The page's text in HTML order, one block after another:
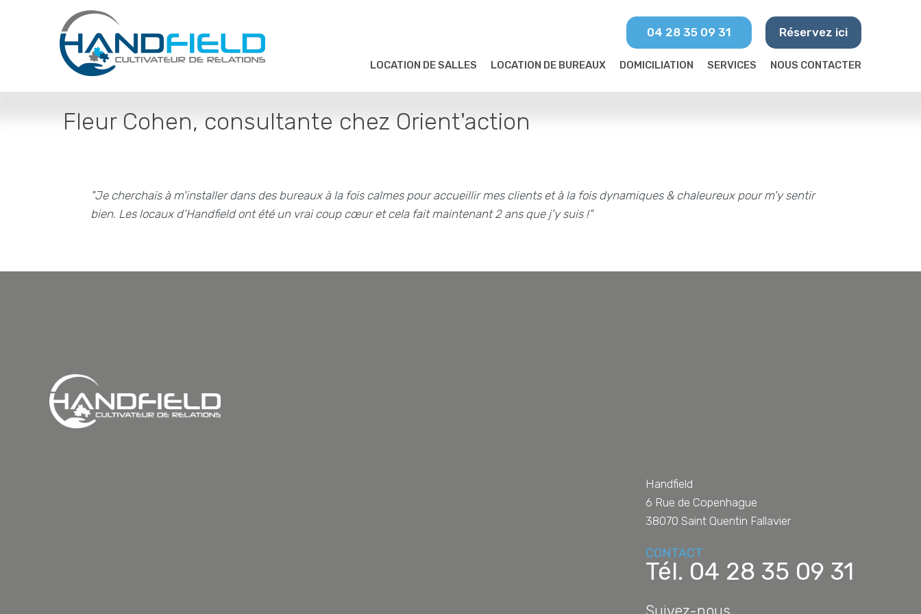
04 28 35 09 31 Réservez ici
LOCATION DE SALLES LOCATION DE BUREAUX DOMICILIATION SERVICES NOUS CONTACTER
Fleur Cohen, consultante chez Orient'action
"Je cherchais à m'installer dans des bureaux à la fois calmes pour accueillir mes clients et à la fois dynamiques & chaleureux pour m'y sentir
bien. Les locaux d'Handfield ont été un vrai coup cœur et cela fait maintenant 2 ans que j'y suis !"
Handfield
6 Rue de Copenhague
38070 Saint Quentin Fallavier
CONTACT
Tél. 04 28 35 09 31